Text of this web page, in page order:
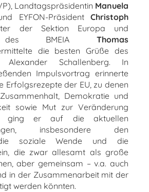
Landtagspräsidentin Manuela
EYFON-Präsident Christoph
der Sektion Europa und
des BMEIAThomas
die besten Grüße des
Alexander Schallenberg. In
Impulsvortrag erinnerte
Erfolgsrezepte der EU, zu denen
Demokratie und
sowie Mut zur Veränderung
ging er auf die aktuellen
insbesondere den
die soziale Wende und die
die zwar allesamt als große
aber gemeinsam – v.a. auch
in der Zusammenarbeit mit der
werden könnten.